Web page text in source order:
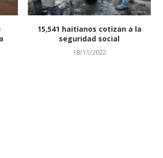
15,541 haitianos cotizan a la
seguridad social
18/11/2022